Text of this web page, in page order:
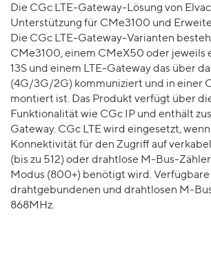
Die CGc LTE-Gateway-Lösung von
Unterstützung für CMe3100 und
Die CGc LTE-Gateway-Varianten
CMe3100, einem CMeX50 oder jeweils
13S und einem LTE-Gateway das über
(4G/3G/2G) kommuniziert und in einer
montiert ist. Das Produkt verfügt über
Funktionalität wie CGc IP und enthält
Gateway. CGc LTE wird eingesetzt,
Konnektivität für den Zugriff auf
(bis zu 512) oder drahtlose M-Bus-
Modus (800+) benötigt wird.
drahtgebundenen und drahtlosen M-
868MHz.